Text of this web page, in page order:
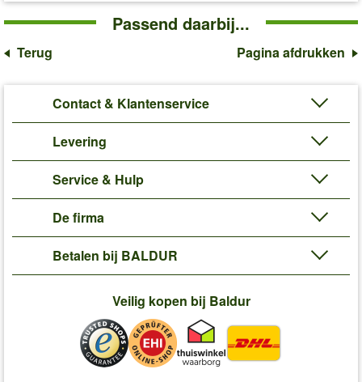
Passend daarbij...
Terug Pagina afdrukken
Contact & Klantenservice
Levering
Service & Hulp
De firma
Betalen bij BALDUR
Veilig kopen bij Baldur